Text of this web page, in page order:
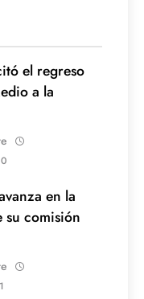
el regreso
a la
0
en la
su comisión
1